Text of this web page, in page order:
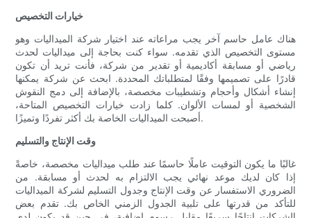
خيارات التخصيص
هناك عامل حاسم آخر يجب مراعاته عند اختيار شركة الميداليات وهو
مستوى التخصيص الذي تقدمه. سواء كنت بحاجة إلى ميداليات لحدث
رياضي أو مسابقة أكاديمية أو تقدير من شركة، فأنت تريد أن تكون
قادرًا على تصميمها وفقًا لمتطلباتك المحددة. ابحث عن شركة يمكنها
إنشاء أشكال وأحجام وتشطيبات مخصصة، بالإضافة إلى دمج النقوش
الشخصية أو لمسات الألوان. كلما زادت خيارات التخصيص المتاحة،
أصبحت الميداليات الخاصة بك أكثر تفردًا وتميزًا.
وقت الإنتاج والتسليم
غالبًا ما يكون التوقيت عاملًا حاسمًا عند طلب ميداليات مخصصة، خاصةً
إذا كان لديك موعد نهائي يجب الالتزام به لحدث أو مسابقة. من
الضروري الاستفسار عن وقت الإنتاج وجدول التسليم لشركة الميداليات
للتأكد من قدرتها على تلبية الجدول الزمني الخاص بك. تقدم بعض